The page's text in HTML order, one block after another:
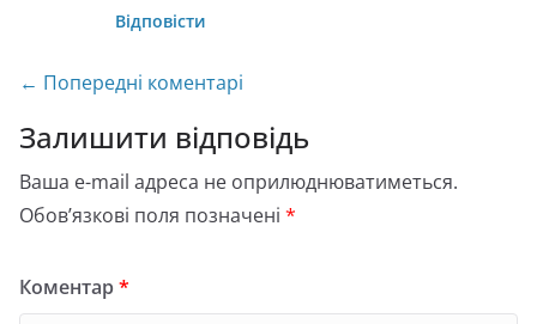
Відповісти
Навігація
коментарях
← Попередні коментарі
Залишити відповідь
Ваша e-mail адреса не оприлюднюватиметься.
Обов’язкові поля позначені *
Коментар*